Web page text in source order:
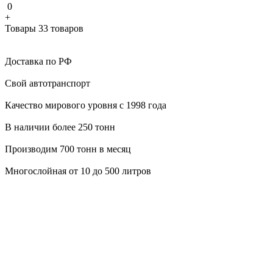
0
+
Товары 33 товаров
Доставка по РФ
Свой автотранспорт
Качество мирового уровня с 1998 года
В наличии более 250 тонн
Производим 700 тонн в месяц
Многослойная от 10 до 500 литров